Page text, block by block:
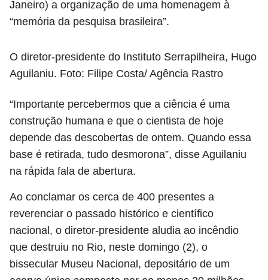
Janeiro) a organização de uma homenagem à
“memória da pesquisa brasileira”.
O diretor-presidente do Instituto Serrapilheira, Hugo
Aguilaniu. Foto: Filipe Costa/ Agência Rastro
“Importante percebermos que a ciência é uma
construção humana e que o cientista de hoje
depende das descobertas de ontem. Quando essa
base é retirada, tudo desmorona”, disse Aguilaniu
na rápida fala de abertura.
Ao conclamar os cerca de 400 presentes a
reverenciar o passado histórico e científico
nacional, o diretor-presidente aludia ao incêndio
que destruiu no Rio, neste domingo (2), o
bissecular Museu Nacional, depositário de um